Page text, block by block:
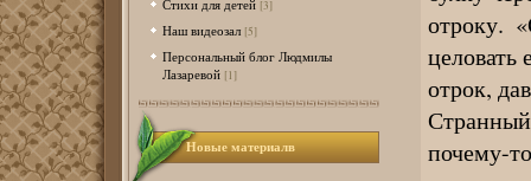
Стихи для детей [3]
Наш видеозал [5]
Персональный блог Людмилы
Лазаревой [1]
Новые материалв
отроку.
целовать
отрок,
почему-